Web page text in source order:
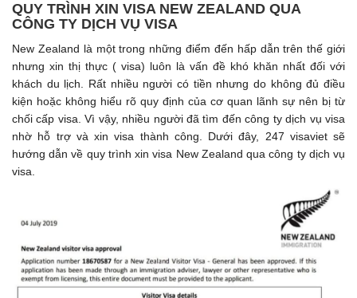
QUY TRÌNH XIN VISA NEW ZEALAND QUA
CÔNG TY DỊCH VỤ VISA
New Zealand là một trong những điểm đến hấp dẫn trên thế giới
nhưng xin thị thực ( visa) luôn là vấn đề khó khăn nhất đối với
khách du lịch. Rất nhiều người có tiền nhưng do không đủ điều
kiện hoặc không hiểu rõ quy định của cơ quan lãnh sự nên bị từ
chối cấp visa. Vì vậy, nhiều người đã tìm đến công ty dịch vụ visa
nhờ hỗ trợ và xin visa thành công. Dưới đây, 247 visaviet sẽ
hướng dẫn về quy trình xin visa New Zealand qua công ty dịch vụ
visa.